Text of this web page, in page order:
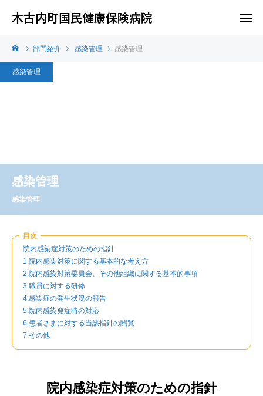
木古内町国民健康保険病院
部門紹介 感染管理 感染管理
感染管理
感染管理
感染管理
目次
院内感染症対策のための指針
1.院内感染対策に関する基本的な考え方
2.院内感染対策委員会、その他組織に関する基本的事項
3.職員に対する研修
4.感染症の発生状況の報告
5.院内感染発症時の対応
6.患者さまに対する当該指針の閲覧
7.その他
院内感染症対策のための指針